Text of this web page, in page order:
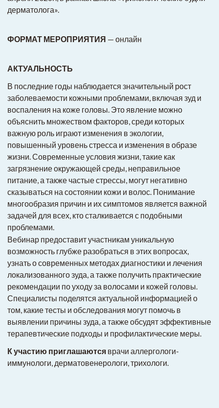
дерматолога».
ФОРМАТ МЕРОПРИЯТИЯ — онлайн
АКТУАЛЬНОСТЬ
В последние годы наблюдается значительный рост
заболеваемости кожными проблемами, включая зуд и
воспаления на коже головы. Это явление можно
объяснить множеством факторов, среди которых
важную роль играют изменения в экологии,
повышенный уровень стресса и изменения в образе
жизни. Современные условия жизни, такие как
загрязнение окружающей среды, неправильное
питание, а также частые стрессы, могут негативно
сказываться на состоянии кожи и волос. Понимание
многообразия причин и их симптомов является важной
задачей для всех, кто сталкивается с подобными
проблемами.
Вебинар предоставит участникам уникальную
возможность глубже разобраться в этих вопросах,
узнать о современных методах диагностики и лечения
локализованного зуда, а также получить практические
рекомендации по уходу за волосами и кожей головы.
Специалисты поделятся актуальной информацией о
том, какие тесты и обследования могут помочь в
выявлении причины зуда, а также обсудят эффективные
терапевтические подходы и профилактические меры.
К участию приглашаются врачи аллергологи-
иммунологи, дерматовенерологи, трихологи.